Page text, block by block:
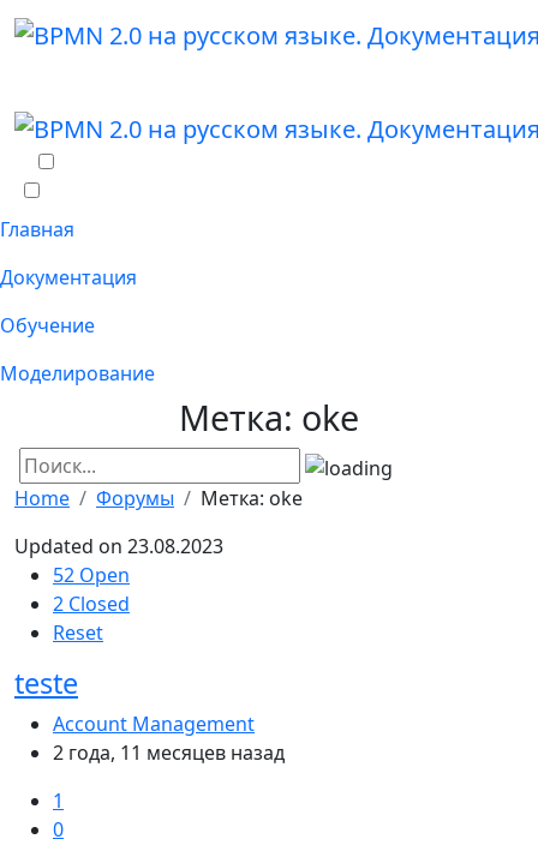
Главная
Документация
Обучение
Моделирование
Метка: oke
Home Форумы
Метка: oke
Updated on 23.08.2023
52 Open
2 Closed
Reset
teste
Account Management
2 года, 11 месяцев назад
1
0